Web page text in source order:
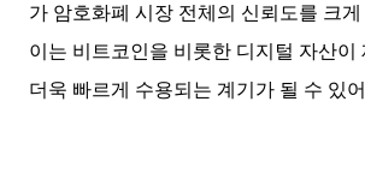
가 암호화폐 시장 전체의 신뢰도를 크
이는 비트코인을 비롯한 디지털 자산이
더욱 빠르게 수용되는 계기가 될 수 있